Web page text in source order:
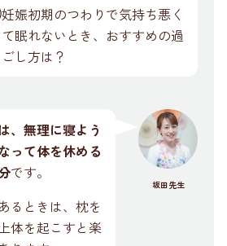
妊娠初期のつわりで気持ち悪く
て眠れないとき、おすすめの過
ごし方は？
坂田先生
、無理に寝よう
って体を休める
です。
るときは、枕を
体を起こすと楽